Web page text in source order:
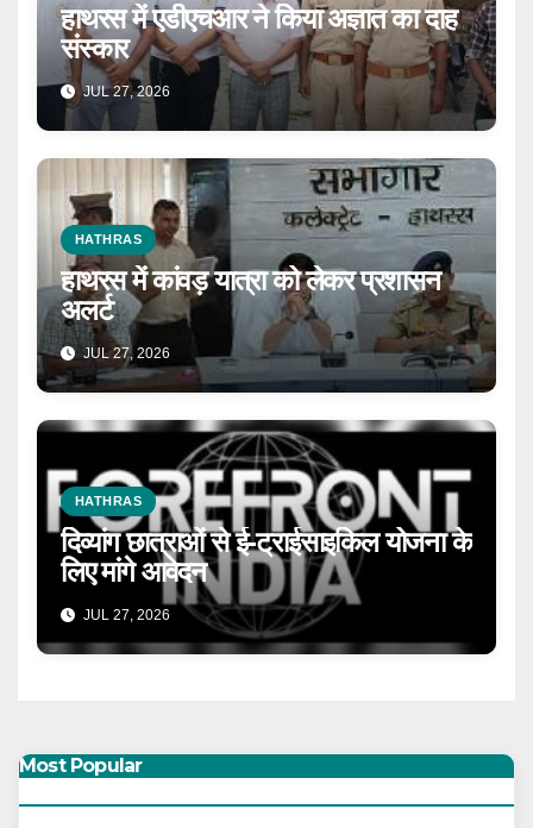
हाथरस में एडीएचआर ने किया अज्ञात का दाह
संस्कार
JUL 27, 2026
HATHRAS
हाथरस में कांवड़ यात्रा को लेकर प्रशासन
अलर्ट
JUL 27, 2026
HATHRAS
दिव्यांग छात्राओं से ई-ट्राईसाइकिल योजना के
लिए मांगे आवेदन
JUL 27, 2026
Most Popular